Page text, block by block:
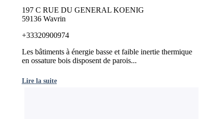
197 C RUE DU GENERAL KOENIG
59136 Wavrin
+33320900974
Les bâtiments à énergie basse et faible inertie thermique
en ossature bois disposent de parois...
Lire la suite